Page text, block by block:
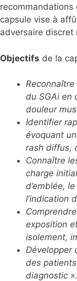
recommandations
capsule vise à
adversaire discret
Objectifs de la
du SGAi en
douleur
Identifier
évoquant
rash diffus,
Connaître
charge
d’emblée,
l’indication
exposition
isolement,
Développer
des
diagnostic ».